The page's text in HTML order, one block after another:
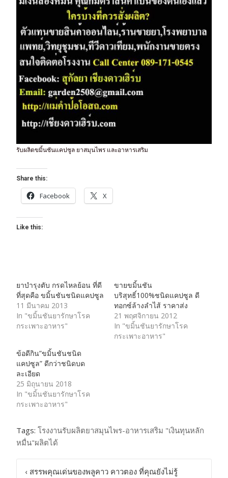
รับผลิตขมิ้นชันแคปซูล ยาสมุนไพร และอาหารเสริม
Share this:
Facebook X
Like this:
ยาบำรุงตับ กรดไหลย้อน ที่ดี
ที่สุดคือ ขมิ้นชันชนิดแคปซูล
11 มีนาคม 2013
In "ขมิ้นชันยารักษาโรค
กระเพาะอาหาร"
ขายขมิ้นชัน
บริสุทธิ์100%ชนิดแคปซูล ดี
ทอกซ์ล้างลำไส้ ราคาส่ง
21 พฤศจิกายน 2012
In "ขมิ้นชันยารักษาโรค
กระเพาะอาหาร"
ข้อดีกิน”ขมิ้นชันชนิด
แคปซูล” ดีกว่าชนิดบด
ละเอียด
25 มิถุนายน 2018
In "ขมิ้นชันยารักษาโรค
กระเพาะอาหาร"
Tags: โรงงานรับผลิตยาสมุนไพร-อาหารเสริม "เงินทุนหลัก
หมื่น"ผลิตได้
Post
‹ สรรพคุณเด่นของพลูคาว คาวตอง ที่คุณยังไม่รู้